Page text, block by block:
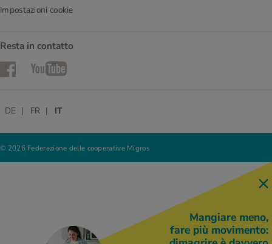
Impostazioni cookie
Resta in contatto
FacebookYouTube
© 2026 Federazione delle cooperative Migros
DE FR IT
Mangiare meno,
fare più movimento: